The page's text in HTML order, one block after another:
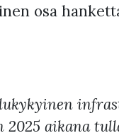
osa
aikana